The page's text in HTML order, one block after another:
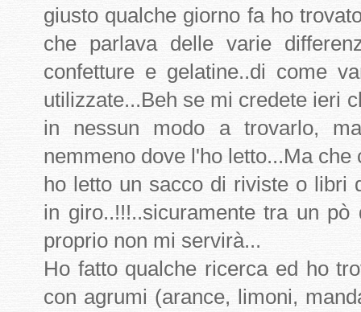
giusto qualche giorno fa ho
che parlava delle varie
confetture e gelatine..di come
utilizzate...Beh se mi credete ieri
in nessun modo a trovarlo,
nemmeno dove l'ho letto...Ma
ho letto un sacco di riviste o libri
in giro..!!!..sicuramente tra un
proprio non mi servirà...
Ho fatto qualche ricerca ed ho
con agrumi (arance, limoni,